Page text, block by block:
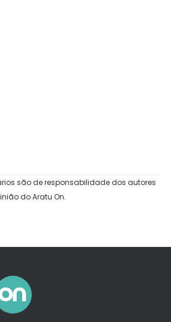
são de responsabilidade dos autores
do Aratu On.